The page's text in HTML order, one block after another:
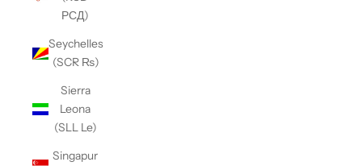
РСД)
Seychelles
(SCR ₨)
Sierra
Leona
(SLL Le)
Singapur